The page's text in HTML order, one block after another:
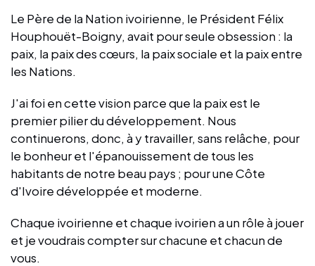
Le Père de la Nation ivoirienne, le Président Félix
Houphouët-Boigny, avait pour seule obsession : la
paix, la paix des cœurs, la paix sociale et la paix entre
les Nations.
J'ai foi en cette vision parce que la paix est le
premier pilier du développement. Nous
continuerons, donc, à y travailler, sans relâche, pour
le bonheur et l'épanouissement de tous les
habitants de notre beau pays ; pour une Côte
d'Ivoire développée et moderne.
Chaque ivoirienne et chaque ivoirien a un rôle à jouer
et je voudrais compter sur chacune et chacun de
vous.